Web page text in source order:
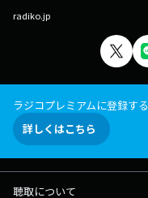
radiko.jp
ラジコプレミアムに登録す
詳しくはこちら
聴取について